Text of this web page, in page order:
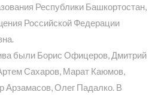
Республики Башкортостан,
Российской Федерации
были Борис Офицеров, Дмитрий
Сахаров, Марат Каюмов,
Арзамасов, Олег Падалко. В